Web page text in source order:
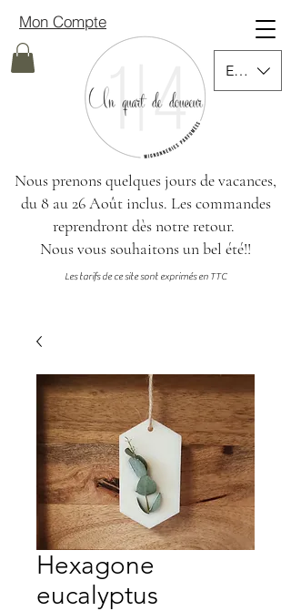
Les tarifs de ce site sont exprimés en TTC
EUR (€)
Mon Compte
Nous prenons quelques jours de vacances,
du 8 au 26 Août inclus. Les commandes
reprendront dès notre retour.
Nous vous souhaitons un bel été!!
Hexagone
eucalyptus